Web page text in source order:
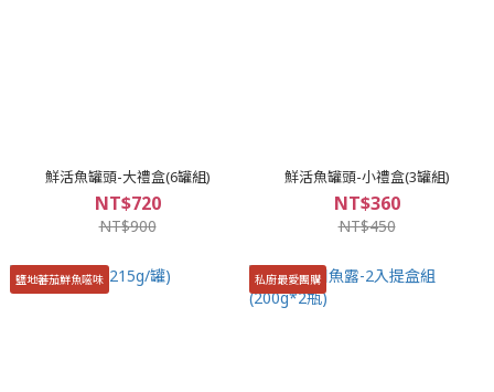
鮮活魚罐頭-大禮盒(6罐組)
NT$720
NT$900
鮮活魚罐頭-小禮盒(3罐組)
NT$360
NT$450
鹽地蕃茄鮮魚嗞味 私廚最愛團購